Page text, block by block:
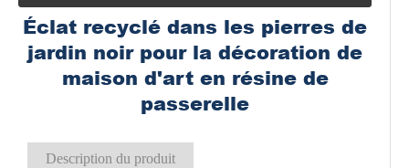
Éclat recyclé dans les pierres de
jardin noir pour la décoration de
maison d'art en résine de
passerelle
Description du produit